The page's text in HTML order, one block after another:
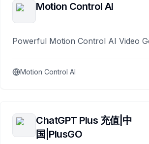
Motion Control AI
Powerful Motion Control AI Video
Motion Control AI
ChatGPT Plus 充值|中
国|PlusGO